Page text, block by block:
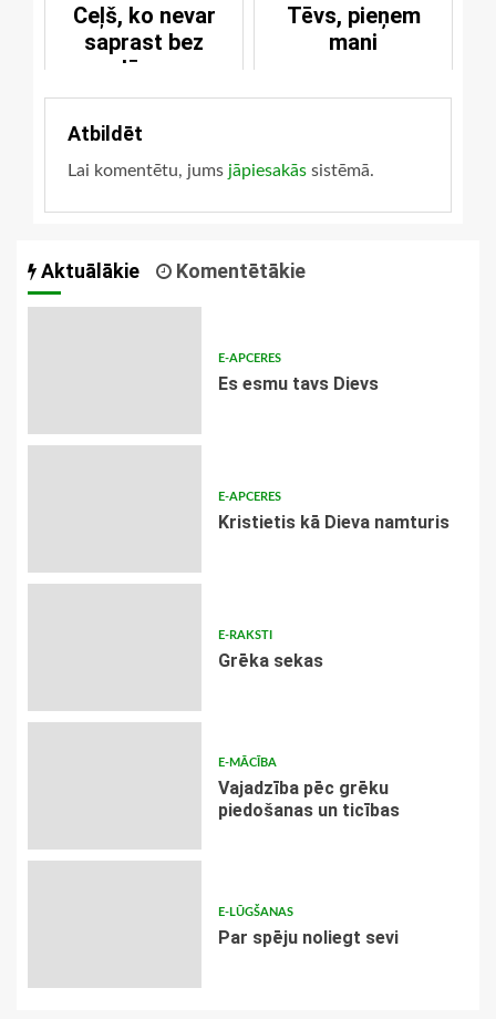
Ceļš, ko nevar
saprast bez
Jēzus
Tēvs, pieņem
mani
Atbildēt
Lai komentētu, jums jāpiesakās sistēmā.
Aktuālākie Komentētākie
E-APCERES
Es esmu tavs Dievs
E-APCERES
Kristietis kā Dieva namturis
E-RAKSTI
Grēka sekas
E-MĀCĪBA
Vajadzība pēc grēku
piedošanas un ticības
E-LŪGŠANAS
Par spēju noliegt sevi